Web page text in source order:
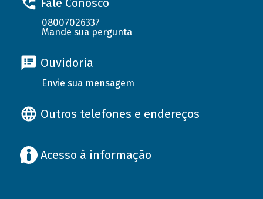
08007026337
Mande sua pergunta
Ouvidoria
Envie sua mensagem
Outros telefones e endereços
Acesso à informação